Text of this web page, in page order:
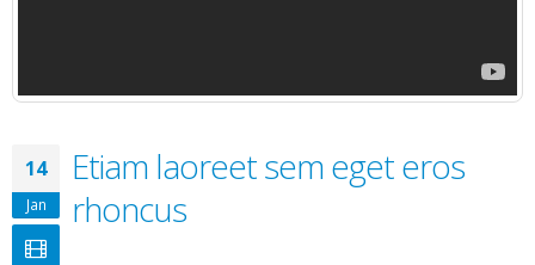
14
Jan
Etiam laoreet sem eget eros
rhoncus